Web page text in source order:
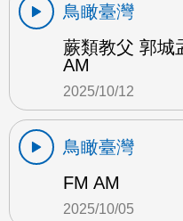
鳥瞰臺灣
蕨類教父 郭城
AM
2025/10/12
鳥瞰臺灣
FM AM
2025/10/05